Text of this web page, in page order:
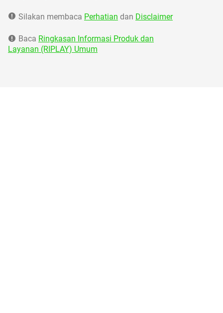
Silakan membaca Perhatian dan Disclaimer
Baca Ringkasan Informasi Produk dan
Layanan (RIPLAY) Umum